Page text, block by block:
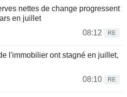
nettes de change progressent
en juillet
08:12
RE
l'immobilier ont stagné en juillet,
08:10
RE